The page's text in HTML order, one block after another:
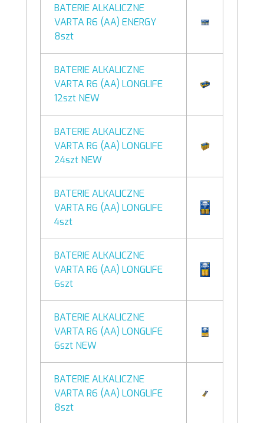
BATERIE ALKALICZNE
VARTA R6 (AA) ENERGY
8szt
BATERIE ALKALICZNE
VARTA R6 (AA) LONGLIFE
12szt NEW
BATERIE ALKALICZNE
VARTA R6 (AA) LONGLIFE
24szt NEW
BATERIE ALKALICZNE
VARTA R6 (AA) LONGLIFE
4szt
BATERIE ALKALICZNE
VARTA R6 (AA) LONGLIFE
6szt
BATERIE ALKALICZNE
VARTA R6 (AA) LONGLIFE
6szt NEW
BATERIE ALKALICZNE
VARTA R6 (AA) LONGLIFE
8szt